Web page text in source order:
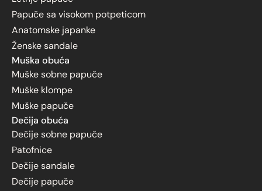
Papuče sa visokom potpeticom
Anatomske japanke
Ženske sandale
Muška obuća
Muške sobne papuče
Muške klompe
Muške papuče
Dečija obuća
Dečije sobne papuče
Patofnice
Dečije sandale
Dečije papuče